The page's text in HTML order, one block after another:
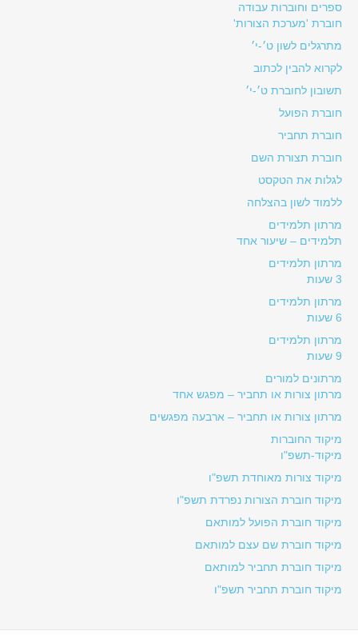
ספרים וחוברות עבודה
חוברת 'מערכת הצורות'
מתרגלים לשון ט׳-י׳
לקרוא להבין לכתוב
תשובון לחוברת ט׳-י׳
חוברת הפועל
חוברת תחביר
חוברת תצורת השם
לגלות את הטקסט
ללמוד לשון בהצלחה
מרתון תלמידים
תלמידים – שיעור אחד
מרתון תלמידים
3 שעות
מרתון תלמידים
6 שעות
מרתון תלמידים
9 שעות
מרתונים למורים
מרתון צורות או תחביר – מפגש אחד
מרתון צורות או תחביר – ארבעה מפגשים
מיקוד החוברות
מיקוד-תשפ"ו
מיקוד צורות מאוחדת תשפ"ו
מיקוד חוברת הצורות נפרדת תשפ"ו
מיקוד חוברת הפועל למותאם
מיקוד חוברת שם עצם למותאם
מיקוד חוברת תחביר למותאם
מיקוד חוברת תחביר תשפ"ו